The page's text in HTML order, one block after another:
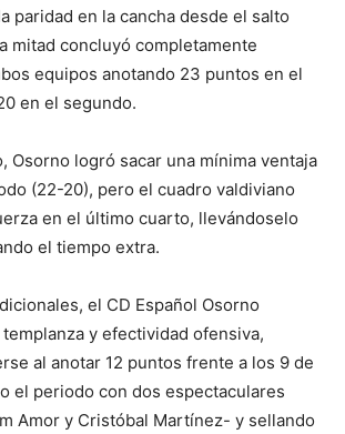
paridad en la cancha desde el salto
mitad concluyó completamente
equipos anotando 23 puntos en el
en el segundo.
Osorno logró sacar una mínima ventaja
(22-20), pero el cuadro valdiviano
en el último cuarto, llevándoselo
el tiempo extra.
el CD Español Osorno
y efectividad ofensiva,
al anotar 12 puntos frente a los 9 de
el periodo con dos espectaculares
Amor y Cristóbal Martínez- y sellando